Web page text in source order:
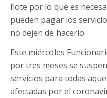
flote por lo que es
pueden pagar los
no dejen de hacerlo.
Este miércoles
por tres meses se
servicios para todas
afectadas por el